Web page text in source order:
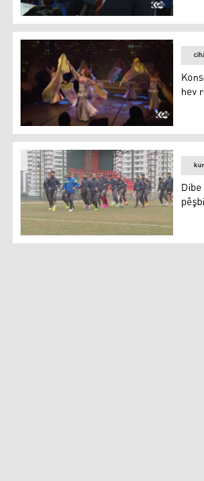
Fuara lîstik û pêlistokan dilê
Konsera sema û reqsa nûjen
hev
Dibe ku Amedspor denekeve